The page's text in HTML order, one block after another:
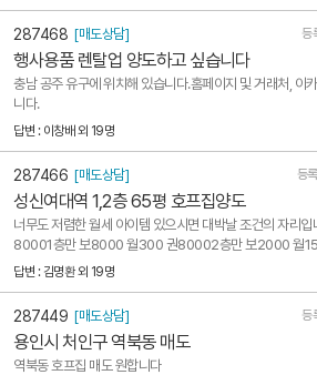
287468 [매도상담]
행사용품 렌탈업 양도하고 싶습니다
충남 공주 유구에 위치해 있습니다.홈페이지 및 거래처, 이
니다.
답변 : 이창배 외 19명
287466 [매도상담] 등
성신여대역 1,2층 65평 호프집양도
너무도 저렴한 월세 아이템 있으시면 대박날 조건의 자리
80001층만 보8000 월300 권80002층만 보2000 월
별도관심있으신분 빨리 계약하세요010 4302 2590
답변 : 김명환 외 19명
287449 [매도상담]
용인시 처인구 역북동 매도
역북동 호프집 매도 원합니다